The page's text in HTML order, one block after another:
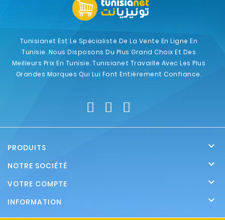
Tunisianet Est Le Spécialiste De La Vente En Ligne En
Tunisie. Nous Disposons Du Plus Grand Choix Et Des
Meilleurs Prix En Tunisie. Tunisianet Travaille Avec Les Plus
Grandes Marques Qui Lui Font Entièrement Confiance.
PRODUITS 
NOTRE SOCIÉTÉ 
VOTRE COMPTE 
INFORMATION 